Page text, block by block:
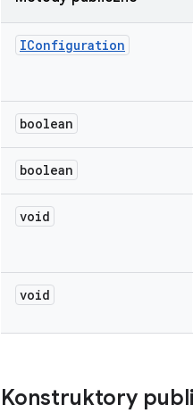
IConfiguration
boolean
boolean
void
void
Konstruktory